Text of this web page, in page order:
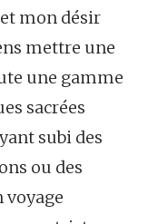
mon désir
mettre une
une gamme
sacrées
subi des
ou des